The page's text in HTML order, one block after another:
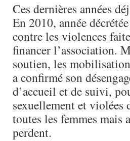
Ces dernières années
En 2010, année
contre les violences
financer l’association.
soutien, les
a confirmé son
d’accueil et de suivi,
sexuellement et violées
toutes les femmes mais
perdent.